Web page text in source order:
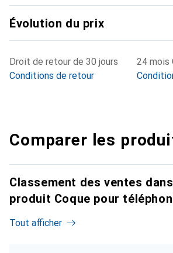
Évolution du prix
Droit de retour de 30 jours
Conditions de retour
24 mois
Comparer les
Classement des ventes
produit Coque pour
Tout afficher